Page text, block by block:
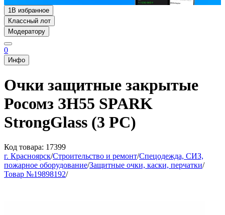
1В избранное
Классный лот
Модератору
0
Инфо
Очки защитные закрытые
Росомз ЗН55 SPARK
StrongGlass (3 PC)
Код товара: 17399
г. Красноярск/Строительство и ремонт/Спецодежда, СИЗ,
пожарное оборудование/Защитные очки, каски, перчатки/
Товар №19898192/